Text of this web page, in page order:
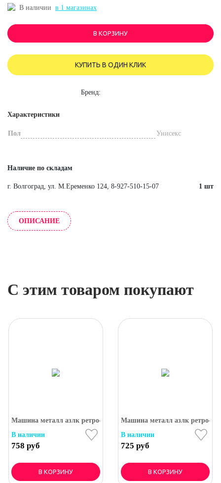
В наличии в 1 магазинах
В КОРЗИНУ
КУПИТЬ В ОДИН КЛИК
Бренд:
Характеристики
Пол Унисекс
Наличие по складам
г. Волгоград, ул. М.Еременко 124, 8-927-510-15-07 1 шт
ОПИСАНИЕ
С этим товаром покупают
класс 9 см, инерция.
Машина металл азлк ретро-модель 2140sl,12,5 см, дв, баг, ин,
В наличии
758 руб
В КОРЗИНУ
Машина металл азлк ретро-
В наличии
725 руб
В КОРЗИНУ